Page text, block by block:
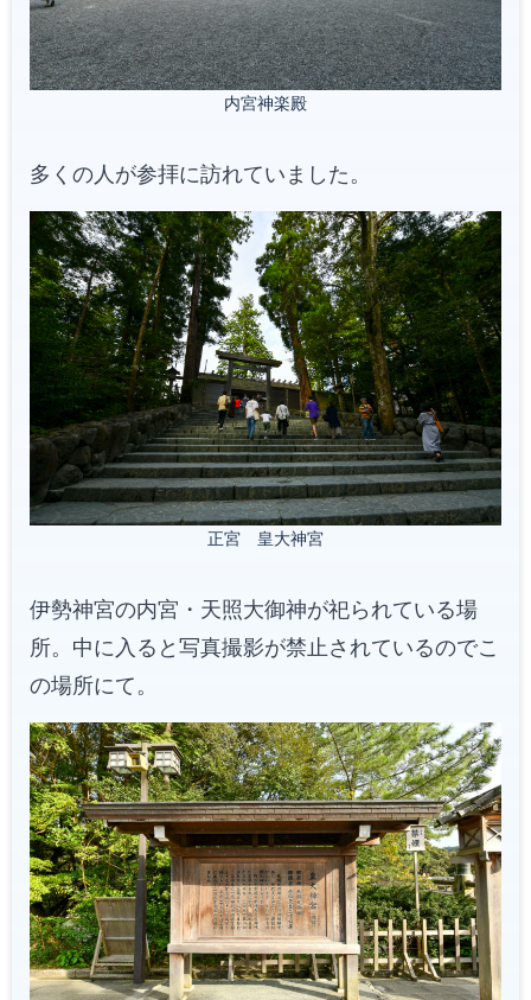
内宮神楽殿
多くの人が参拝に訪れていました。
正宮 皇大神宮
伊勢神宮の内宮・天照大御神が祀られている場
所。中に入ると写真撮影が禁止されているのでこ
の場所にて。